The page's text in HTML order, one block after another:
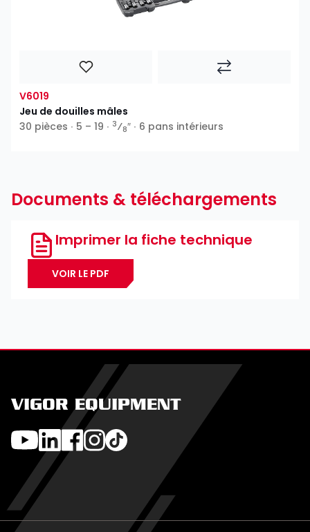
V6019
Jeu de douilles mâles
30 pièces ∙ 5 – 19 ∙ 3⁄8″ ∙ 6 pans intérieurs
Documents & téléchargements
Imprimer la fiche technique
VOIR LE PDF
VIGOR EQUIPMENT